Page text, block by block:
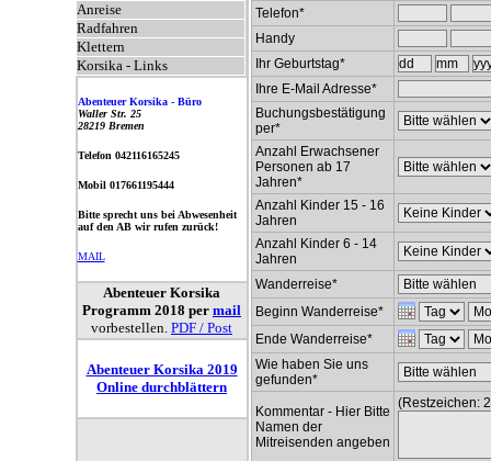
Anreise
Radfahren
Klettern
Korsika - Links
Abenteuer Korsika - Büro
Waller Str. 25
28219 Bremen
Telefon 042116165245
Mobil 017661195444
Bitte sprecht uns bei Abwesenheit
auf den AB wir rufen zurück!
MAIL
Abenteuer Korsika
Programm 2018 per mail
vorbestellen. PDF / Post
Abenteuer Korsika 2019
Online durchblättern
Telefon*
Handy
Ihr Geburtstag*
Ihre E-Mail Adresse*
Buchungsbestätigung
per*
Anzahl Erwachsener
Personen ab 17
Jahren*
Anzahl Kinder 15 - 16
Jahren
Anzahl Kinder 6 - 14
Jahren
Wanderreise*
Beginn Wanderreise*
Ende Wanderreise*
Wie haben Sie uns
gefunden*
Kommentar - Hier Bitte
Namen der
Mitreisenden angeben
(Restzeichen: